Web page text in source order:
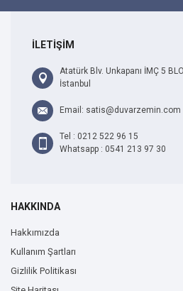
İLETİŞİM
Atatürk Blv. Unkapanı İMÇ 5
İstanbul
Email: satis@duvarzemin.com
Tel : 0212 522 96 15
Whatsapp : 0541 213 97 30
HAKKINDA
Hakkımızda
Kullanım Şartları
Gizlilik Politikası